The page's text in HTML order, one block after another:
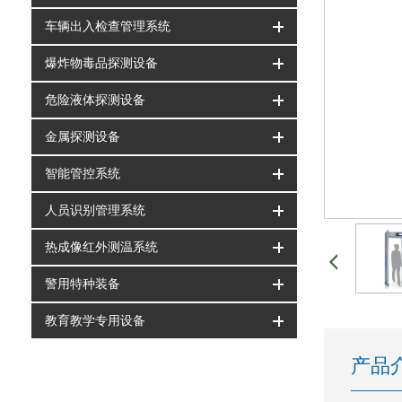
车辆出入检查管理系统
爆炸物毒品探测设备
危险液体探测设备
金属探测设备
智能管控系统
人员识别管理系统
热成像红外测温系统
警用特种装备
教育教学专用设备
产品